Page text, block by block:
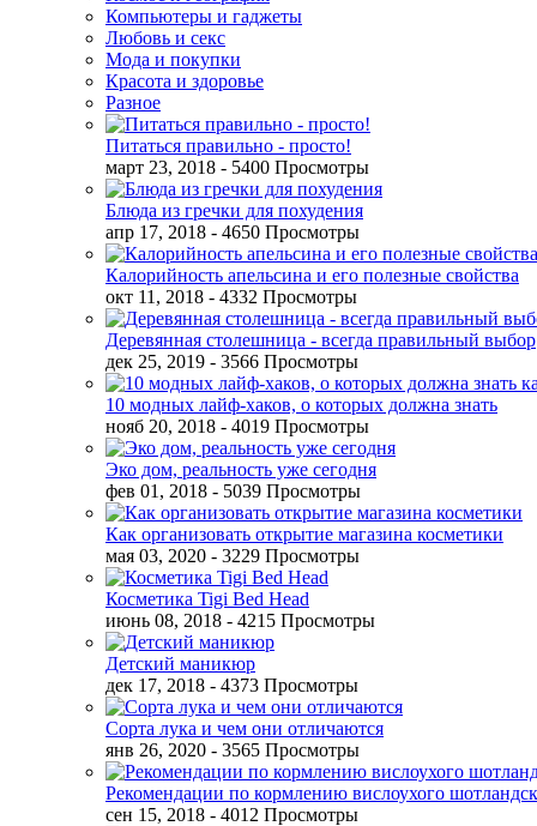
Компьютеры и гаджеты
Любовь и секс
Мода и покупки
Красота и здоровье
Разное
Питаться правильно - просто!
март 23, 2018 - 5400 Просмотры
Блюда из гречки для похудения
апр 17, 2018 - 4650 Просмотры
Калорийность апельсина и его полезные свойства
окт 11, 2018 - 4332 Просмотры
Деревянная столешница - всегда правильный выбор
дек 25, 2019 - 3566 Просмотры
10 модных лайф-хаков, о которых должна знать
нояб 20, 2018 - 4019 Просмотры
Эко дом, реальность уже сегодня
фев 01, 2018 - 5039 Просмотры
Как организовать открытие магазина косметики
мая 03, 2020 - 3229 Просмотры
Косметика Tigi Bed Head
июнь 08, 2018 - 4215 Просмотры
Детский маникюр
дек 17, 2018 - 4373 Просмотры
Сорта лука и чем они отличаются
янв 26, 2020 - 3565 Просмотры
Рекомендации по кормлению вислоухого
сен 15, 2018 - 4012 Просмотры